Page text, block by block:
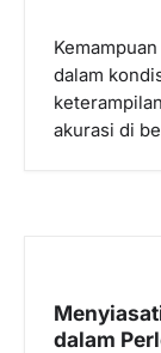
dalam
akurasi di
dalam